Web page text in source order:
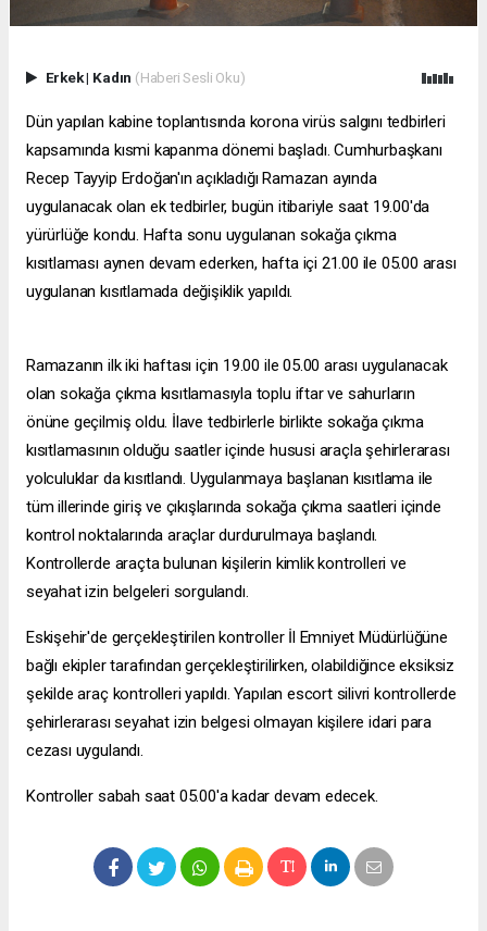
Erkek| Kadın (Haberi Sesli Oku)
Dün yapılan kabine toplantısında korona virüs salgını tedbirleri
kapsamında kısmi kapanma dönemi başladı. Cumhurbaşkanı
Recep Tayyip Erdoğan'ın açıkladığı Ramazan ayında
uygulanacak olan ek tedbirler, bugün itibariyle saat 19.00'da
yürürlüğe kondu. Hafta sonu uygulanan sokağa çıkma
kısıtlaması aynen devam ederken, hafta içi 21.00 ile 05.00 arası
uygulanan kısıtlamada değişiklik yapıldı.
Ramazanın ilk iki haftası için 19.00 ile 05.00 arası uygulanacak
olan sokağa çıkma kısıtlamasıyla toplu iftar ve sahurların
önüne geçilmiş oldu. İlave tedbirlerle birlikte sokağa çıkma
kısıtlamasının olduğu saatler içinde hususi araçla şehirlerarası
yolculuklar da kısıtlandı. Uygulanmaya başlanan kısıtlama ile
tüm illerinde giriş ve çıkışlarında sokağa çıkma saatleri içinde
kontrol noktalarında araçlar durdurulmaya başlandı.
Kontrollerde araçta bulunan kişilerin kimlik kontrolleri ve
seyahat izin belgeleri sorgulandı.
Eskişehir'de gerçekleştirilen kontroller İl Emniyet Müdürlüğüne
bağlı ekipler tarafından gerçekleştirilirken, olabildiğince eksiksiz
şekilde araç kontrolleri yapıldı. Yapılan escort silivri kontrollerde
şehirlerarası seyahat izin belgesi olmayan kişilere idari para
cezası uygulandı.
Kontroller sabah saat 05.00'a kadar devam edecek.